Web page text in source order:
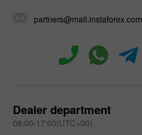
partners@mail.instaforex.com
Dealer department
08:00-17:00(UTC+00)